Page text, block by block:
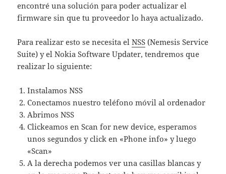
encontré una solución para poder actualizar el
firmware sin que tu proveedor lo haya actualizado.
Para realizar esto se necesita elNSS (Nemesis Service
Suite) y el Nokia Software Updater, tendremos que
realizar lo siguiente:
Instalamos NSS
Conectamos nuestro teléfono móvil al ordenador
Abrimos NSS
Clickeamos en Scan for new device, esperamos
unos segundos y click en «Phone info» y luego
«Scan»
A la derecha podemos ver una casillas blancas y